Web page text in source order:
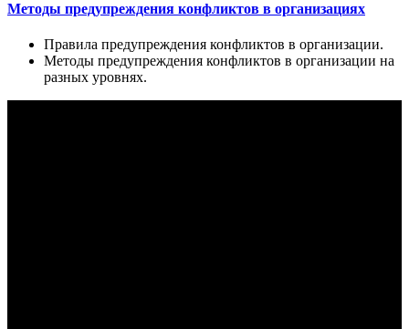
Методы предупреждения конфликтов в организациях
Правила предупреждения конфликтов в организации.
Методы предупреждения конфликтов в организации на
разных уровнях.